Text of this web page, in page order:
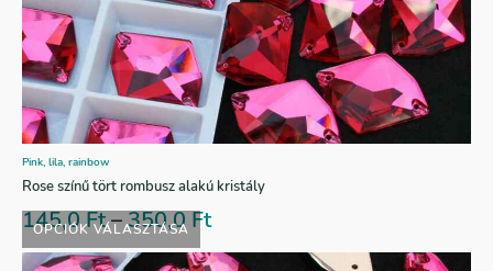
OPCIÓK VÁLASZTÁSA
Pink, lila, rainbow
Rose színű tört rombusz alakú kristály
145,0Ft–350,0Ft